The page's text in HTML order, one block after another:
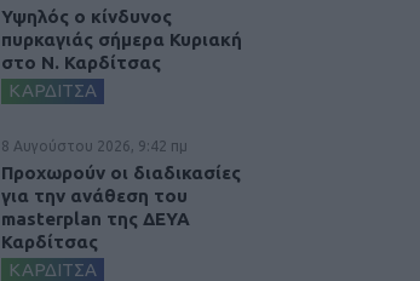
Υψηλός ο κίνδυνος
πυρκαγιάς σήμερα Κυριακή
στο Ν. Καρδίτσας
ΚΑΡΔΙΤΣΑ
8 Αυγούστου 2026, 9:42 πμ
Προχωρούν οι διαδικασίες
για την ανάθεση του
masterplan της ΔΕΥΑ
Καρδίτσας
ΚΑΡΔΙΤΣΑ